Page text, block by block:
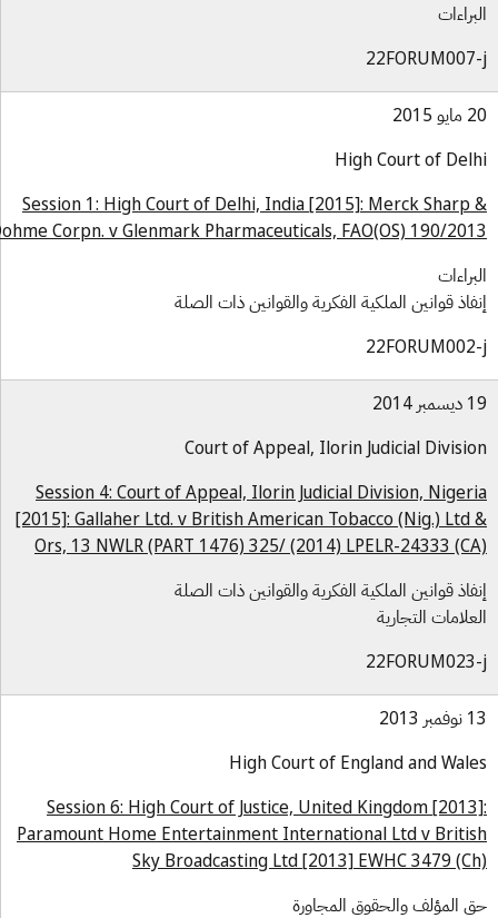
High Court of
Session 1: High Court of Delhi, India [2015]: Merck Sharp
Dohme Corpn. v Glenmark Pharmaceuticals, FAO(OS) 190/
قوانين الملكية الفكرية والقوانين ذات الصلة
Court of Appeal, Ilorin Judicial
Session 4: Court of Appeal, Ilorin Judicial Division,
[2015]: Gallaher Ltd. v British American Tobacco (Nig.) Ltd
Ors, 13 NWLR (PART 1476) 325/ (2014) LPELR-24333
قوانين الملكية الفكرية والقوانين ذات الصلة
التجارية
High Court of England and
Session 6: High Court of Justice, United Kingdom
Paramount Home Entertainment International Ltd v
Sky Broadcasting Ltd [2013] EWHC 3479
المؤلف والحقوق المجاورة